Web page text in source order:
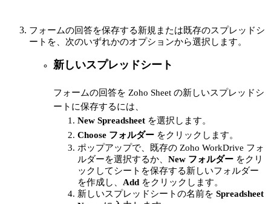
フォームの回答を保存する新規または既存のスプレッドシ
ートを、次のいずれかのオプションから選択します。
新しいスプレッドシート
フォームの回答を Zoho Sheet の新しいスプレッドシ
ートに保存するには、
New Spreadsheet を選択します。
Choose フォルダー をクリックします。
ポップアップで、既存の Zoho WorkDrive フォ
ルダーを選択するか、 New フォルダー をクリ
ックしてシートを保存する新しいフォルダー
を作成し、 Add をクリックします。
新しいスプレッドシートの名前を Spreadsheet